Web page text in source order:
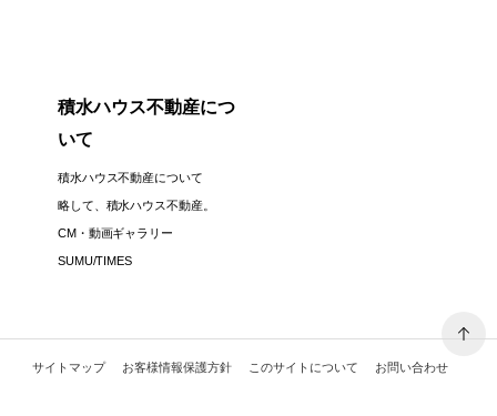
積水ハウス不動産につ
いて
積水ハウス不動産について
略して、積水ハウス不動産。
CM・動画ギャラリー
SUMU/TIMES
サイトマップ お客様情報保護方針 このサイトについて お問い合わせ